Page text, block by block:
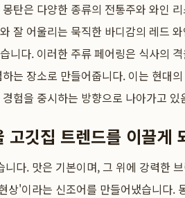
탄은 다양한 종류의 전통주와 와인
잘 어울리는 묵직한 바디감의 레드
니다. 이러한 주류 페어링은 식사의
는 장소로 만들어줍니다. 이는 현대
험을 중시하는 방향으로 나아가고 있
깃집 트렌드를 이끌게
다. 맛은 기본이며, 그 위에 강력한
상'이라는 신조어를 만들어냈습니다.